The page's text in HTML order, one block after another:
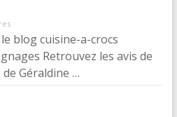
blog cuisine-a-crocs
Retrouvez les avis de
Géraldine …